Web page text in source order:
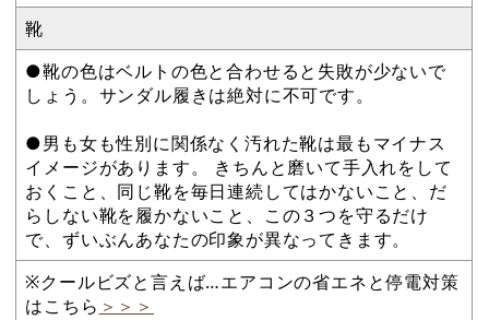
靴
●靴の色はベルトの色と合わせると失敗が少ないで
しょう。サンダル履きは絶対に不可です。
●男も女も性別に関係なく汚れた靴は最もマイナス
イメージがあります。 きちんと磨いて手入れをして
おくこと、同じ靴を毎日連続してはかないこと、だ
らしない靴を履かないこと、この３つを守るだけ
で、ずいぶんあなたの印象が異なってきます。
※クールビズと言えば…エアコンの省エネと停電対策
はこちら ＞＞＞